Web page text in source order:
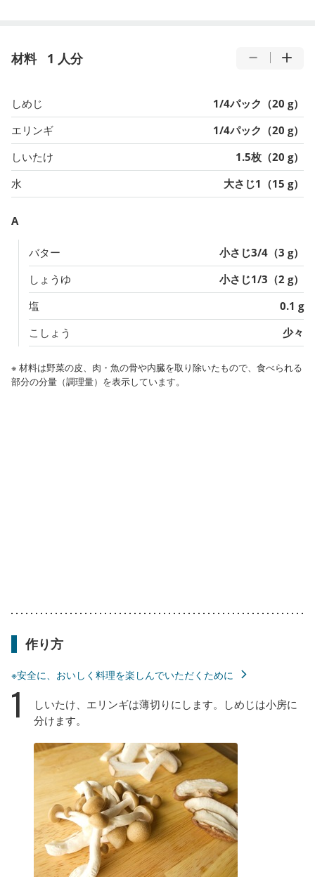
材料 1 人分
しめじ
1/4パック（20 g）
エリンギ
1/4パック（20 g）
しいたけ
1.5枚（20 g）
水
大さじ1（15 g）
A
バター
小さじ3/4（3 g）
しょうゆ
小さじ1/3（2 g）
塩
0.1 g
こしょう
少々
※ 材料は野菜の皮、肉・魚の骨や内臓を取り除いたもので、食べられる
部分の分量（調理量）を表示しています。
作り方
※安全に、おいしく料理を楽しんでいただくために
1
しいたけ、エリンギは薄切りにします。しめじは小房に
分けます。